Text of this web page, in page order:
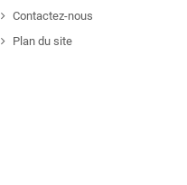
Contactez-nous
Plan du site